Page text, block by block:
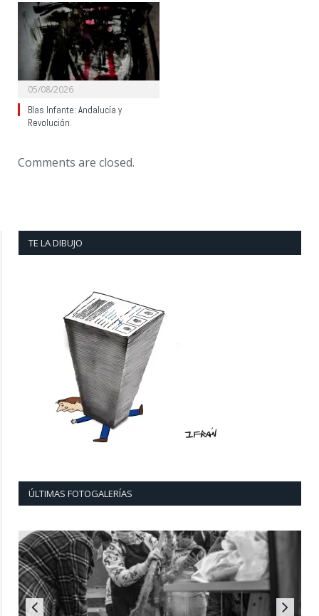
05/08/2026
Blas Infante: Andalucía y
Revolución.
Comments are closed.
TE LA DIBUJO
ÚLTIMAS FOTOGALERÍAS